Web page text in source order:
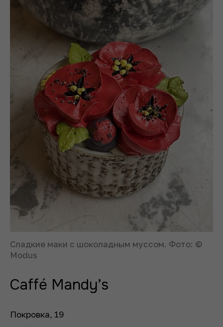
Cладкие маки с шоколадным муссом. Фото: ©
Modus
Caffé Mandy’s
Покровка, 19